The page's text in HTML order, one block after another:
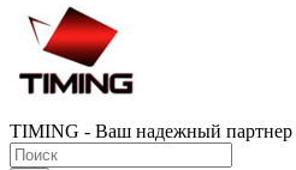
TIMING - Ваш надежный партнер